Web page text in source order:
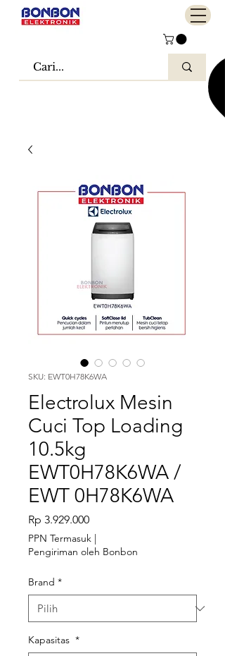
SKU: EWT0H78K6WA
Electrolux Mesin
Cuci Top Loading
10.5kg
EWT0H78K6WA /
EWT 0H78K6WA
Rp 3.929.000Harga
PPN Termasuk |
Pengiriman oleh Bonbon
Brand *
Kapasitas *